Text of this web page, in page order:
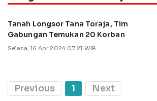
Tanah Longsor Tana Toraja, Tim
Gabungan Temukan 20 Korban
Selasa, 16 Apr 2024 07:21 WIB
Previous 1 Next